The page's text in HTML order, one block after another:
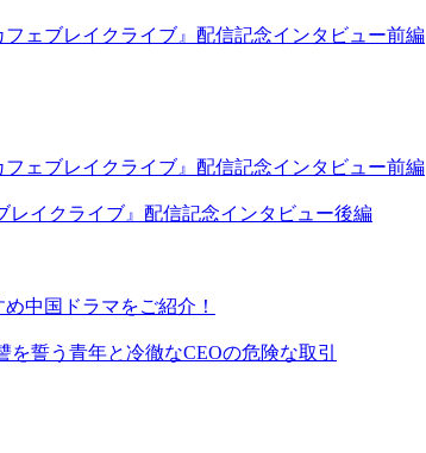
ェブレイクライブ』配信記念インタビュー前編
ェブレイクライブ』配信記念インタビュー前編
イクライブ』配信記念インタビュー後編
中国ドラマをご紹介！
を誓う青年と冷徹なCEOの危険な取引